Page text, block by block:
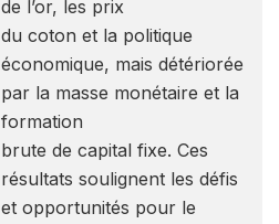
de l’or, les prix
du coton et la politique
économique, mais détériorée
par la masse monétaire et la
formation
brute de capital fixe. Ces
résultats soulignent les défis
et opportunités pour le